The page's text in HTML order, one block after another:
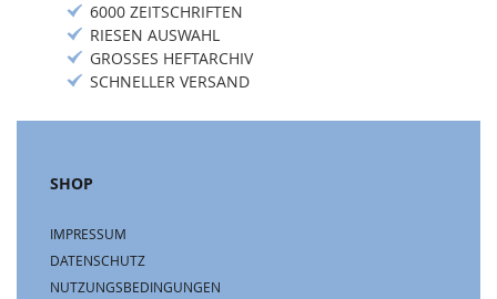
6000 ZEITSCHRIFTEN
RIESEN AUSWAHL
GROSSES HEFTARCHIV
SCHNELLER VERSAND
SHOP
IMPRESSUM
DATENSCHUTZ
NUTZUNGSBEDINGUNGEN